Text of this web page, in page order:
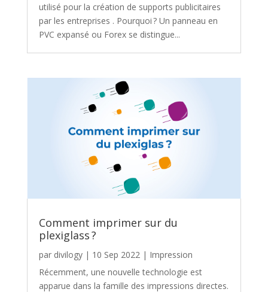
utilisé pour la création de supports publicitaires
par les entreprises . Pourquoi ? Un panneau en
PVC expansé ou Forex se distingue...
Comment imprimer sur du
plexiglass ?
par divilogy| 10 Sep 2022| Impression
Récemment, une nouvelle technologie est
apparue dans la famille des impressions directes.